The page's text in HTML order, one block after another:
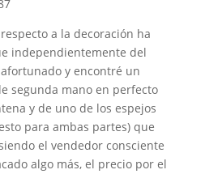
a la decoración ha
independientemente del
y encontré un
segunda mano en perfecto
y de uno de los espejos
para ambas partes) que
el vendedor consciente
algo más, el precio por el